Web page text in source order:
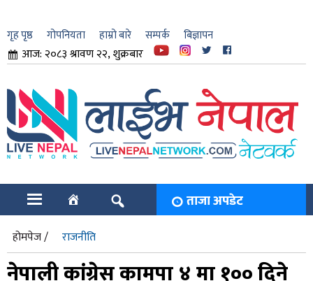
गृह पृष्ठ गोपनियता हाम्रो बारे सम्पर्क बिज्ञापन
आज: २०८३ श्रावण २२, शुक्रबार
ताजा अपडेट
होमपेज / राजनीति
नेपाली कांग्रेस कामपा ४ मा १०० दिने